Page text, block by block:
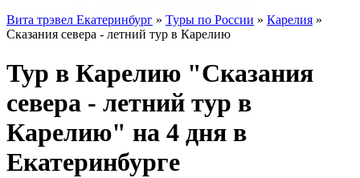
Вита трэвел Екатеринбург » Туры по России » Карелия »
Сказания севера - летний тур в Карелию
Тур в Карелию "Сказания
севера - летний тур в
Карелию" на 4 дня в
Екатеринбурге